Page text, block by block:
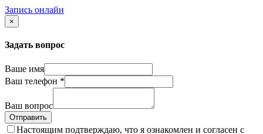
Запись онлайн
×
Задать вопрос
Ваше имя
Ваш телефон *
Ваш вопрос
Настоящим подтверждаю, что я ознакомлен и согласен с